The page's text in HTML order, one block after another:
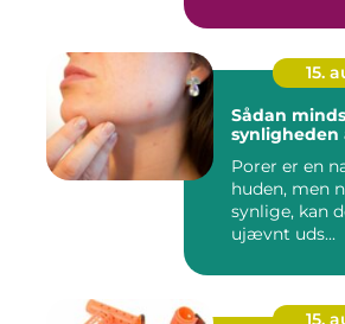
15.
Sådan
synligheden
Porer er en
huden, men
synlige, kan
ujævnt uds...
15.